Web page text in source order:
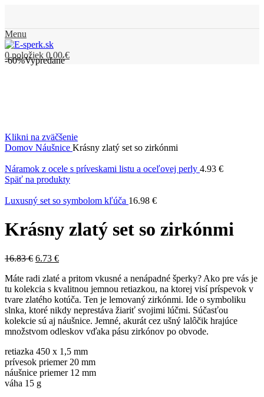
Menu
0položiek 0.00€
-60%Vypredané
Klikni na zväčšenie
Domov Náušnice Krásny zlatý set so zirkónmi
Náramok z ocele s príveskami listu a oceľovej perly 4.93 €
Späť na produkty
Luxusný set so symbolom kľúča 16.98 €
Krásny zlatý set so zirkónmi
16.83€ 6.73 €
Máte radi zlaté a pritom vkusné a nenápadné šperky? Ako pre vás je
tu kolekcia s kvalitnou jemnou retiazkou, na ktorej visí príspevok v
tvare zlatého kotúča. Ten je lemovaný zirkónmi. Ide o symboliku
slnka, ktoré nikdy neprestáva žiariť svojimi lúčmi. Súčasťou
kolekcie sú aj náušnice. Jemné, akurát cez ušný lalôčik hrajúce
množstvom odleskov vďaka pásu zirkónov po obvode.
retiazka 450 x 1,5 mm
prívesok priemer 20 mm
náušnice priemer 12 mm
váha 15 g